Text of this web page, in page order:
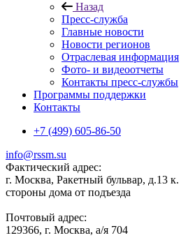
Назад
Пресс-служба
Главные новости
Новости регионов
Отраслевая информация
Фото- и видеоотчеты
Контакты пресс-службы
Программы поддержки
Контакты
+7 (499) 605-86-50
info@rssm.su
Фактический адрес:
г. Москва, Ракетный бульвар, д.13
стороны дома от подъезда
Почтовый адрес:
129366, г. Москва, а/я 704